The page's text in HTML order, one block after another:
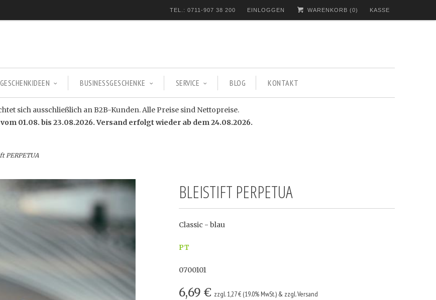
TEL.: 0711-907 38 200 EINLOGGEN WARENKORB (0) KASSE
GESCHENKIDEEN BUSINESSGESCHENKE SERVICE BLOG KONTAKT
sich ausschließlich an B2B-Kunden. Alle Preise sind Nettopreise.
01.08. bis 23.08.2026. Versand erfolgt wieder ab dem 24.08.2026.
PERPETUA
BLEISTIFT PERPETUA
Classic - blau
PT
0700101
6,69 € zzgl. 1,27 € (19.0% MwSt.) & zzgl. Versand